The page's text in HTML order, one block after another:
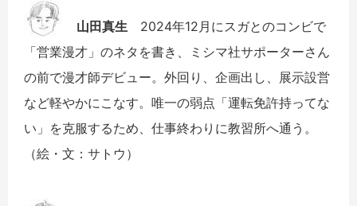
山田真生 2024年12月にスガとのコンビで
「営業漫才」のネタを書き、ミシマ社サポーターさん
の前で漫才師デビュー。外回り、企画出し、展示設営
など軽やかにこなす。唯一の弱点「運転免許持ってな
い」を克服するため、仕事終わりに教習所へ通う。
（絵・文：サトウ）